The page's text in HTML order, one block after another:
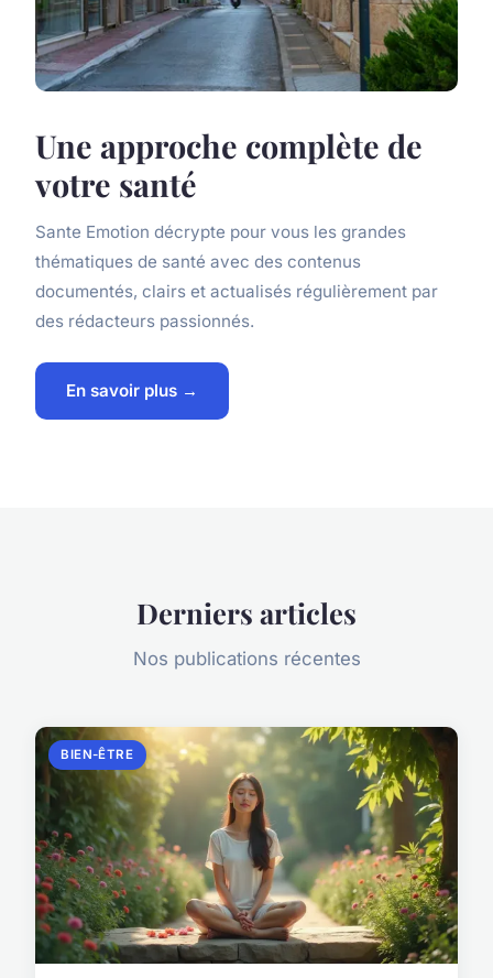
Une approche complète de
votre santé
Sante Emotion décrypte pour vous les grandes
thématiques de santé avec des contenus
documentés, clairs et actualisés régulièrement par
des rédacteurs passionnés.
En savoir plus →
Derniers articles
Nos publications récentes
BIEN-ÊTRE